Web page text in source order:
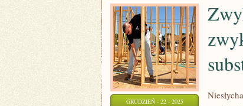
KUPOWAĆ
GRUDZIEŃ - 22 - 2025